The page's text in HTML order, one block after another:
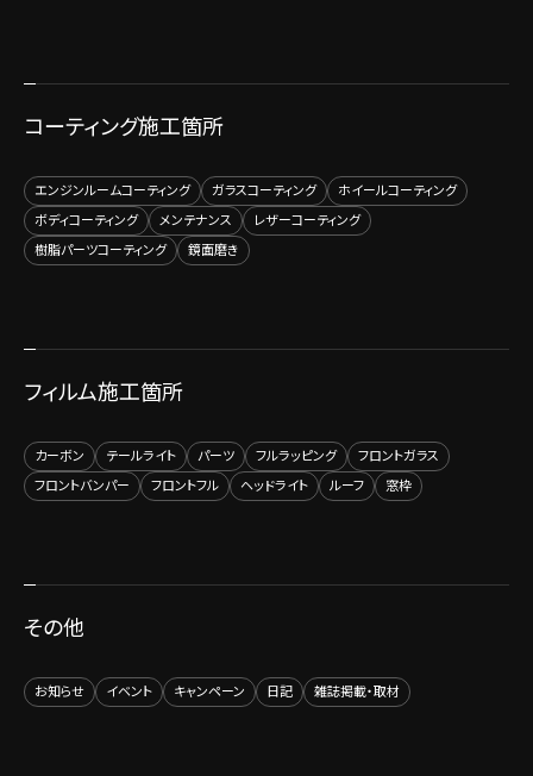
コーティング施工箇所
エンジンルームコーティング ガラスコーティング
ホイールコーティング
ボディコーティング
メンテナンス
レザーコーティング
樹脂パーツコーティング
鏡面磨き
フィルム施工箇所
カーボン テールライト パーツ フルラッピング
フロントガラス
フロントバンパー
フロントフル ヘッドライト ルーフ 窓枠
その他
お知らせ イベント キャンペーン 日記 雑誌掲載・取材